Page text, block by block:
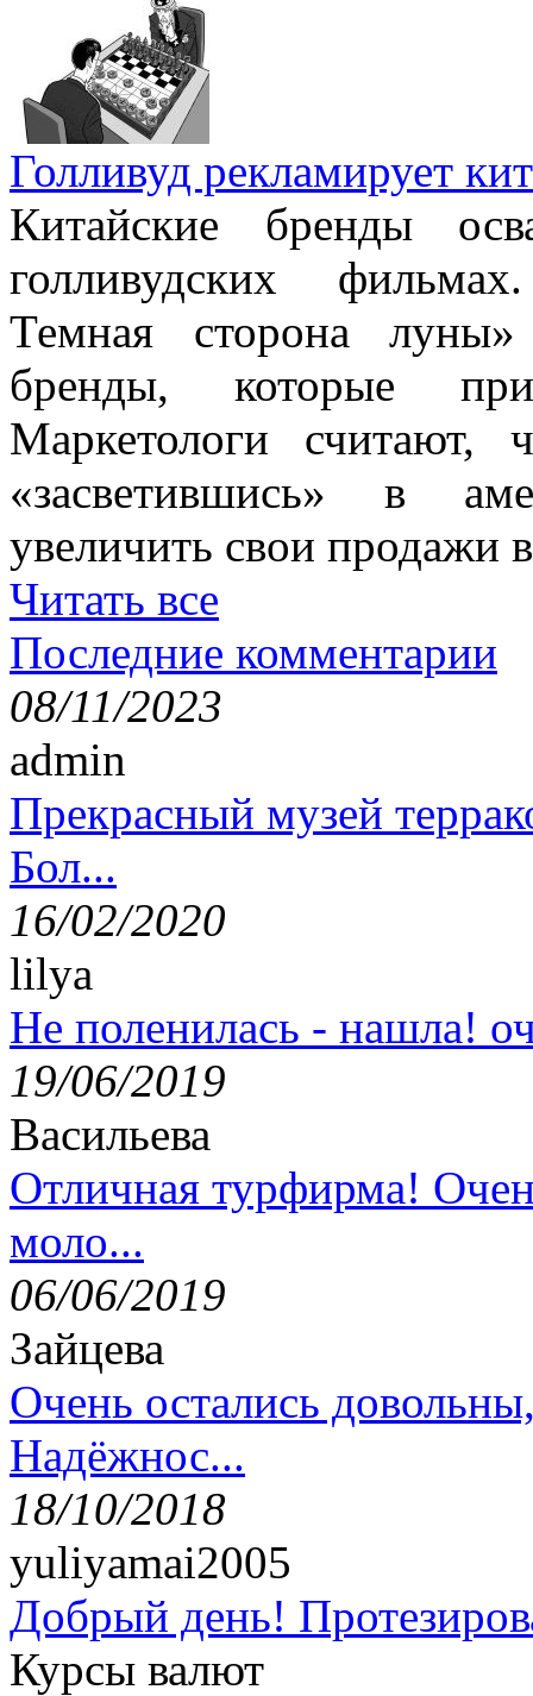
Голливуд рекламирует
Китайские бренды
голливудских
Темная сторона луны»
бренды, которые
Маркетологи считают,
«засветившись» в
увеличить свои продажи
Читать все
Последние комментарии
08/11/2023
admin
Прекрасный музей
Бол...
16/02/2020
lilya
Не поленилась - нашла!
19/06/2019
Васильева
Отличная турфирма!
моло...
06/06/2019
Зайцева
Очень остались
Надёжнос...
18/10/2018
yuliyamai2005
Добрый день!
Курсы валют